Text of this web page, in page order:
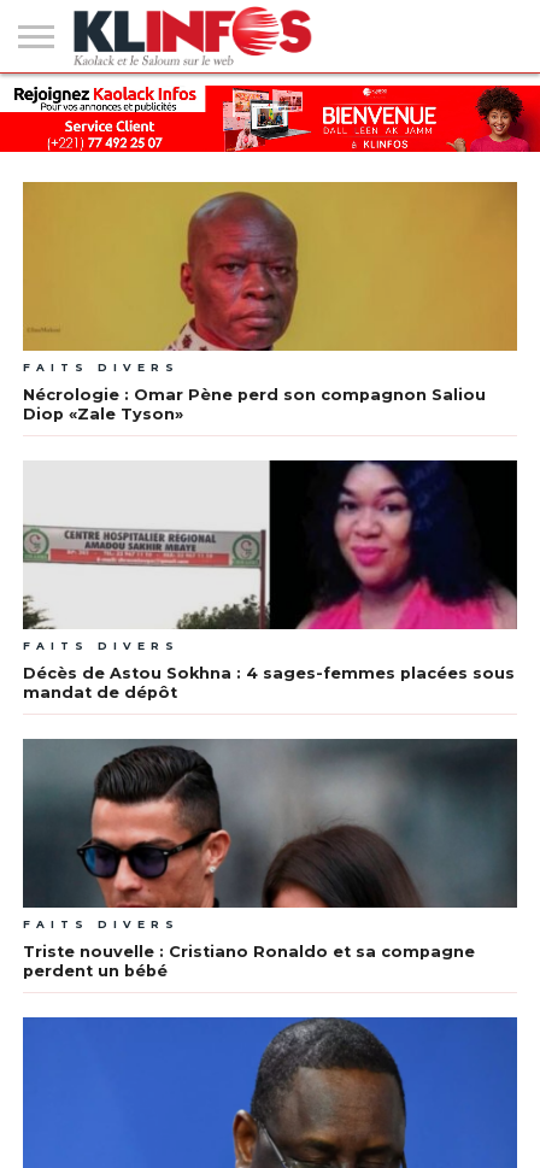
#2
(PAS
DE
TITRE)
KAOLACK
POLITIQUE
ECONOMIE
SOCIÉTÉ
CULTURE
PEOPLE
SPORT
SANTÉ
AFRIQUE
INTERNATIONAL
EMPLOI &
FORMATION
FAITS DIVERS
Nécrologie : Omar Pène perd son compagnon Saliou
Diop «Zale Tyson»
FAITS DIVERS
Décès de Astou Sokhna : 4 sages-femmes placées sous
mandat de dépôt
FAITS DIVERS
Triste nouvelle : Cristiano Ronaldo et sa compagne
perdent un bébé